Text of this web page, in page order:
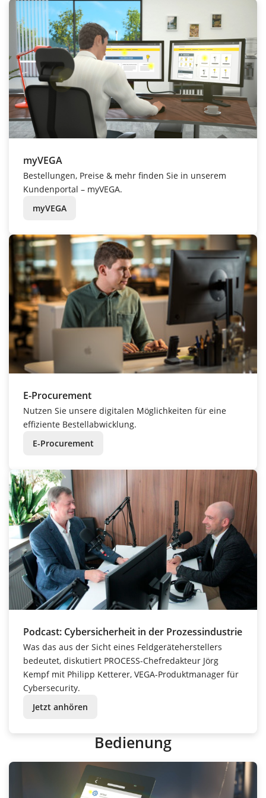
myVEGA
Bestellungen, Preise & mehr finden Sie in unserem
Kundenportal – myVEGA.
myVEGA
E-Procurement
Nutzen Sie unsere digitalen Möglichkeiten für eine
effiziente Bestellabwicklung.
E-Procurement
Podcast: Cybersicherheit in der Prozessindustrie
Was das aus der Sicht eines Feldgeräteherstellers
bedeutet, diskutiert PROCESS-Chefredakteur Jörg
Kempf mit Philipp Ketterer, VEGA-Produktmanager für
Cybersecurity.
Jetzt anhören
Bedienung